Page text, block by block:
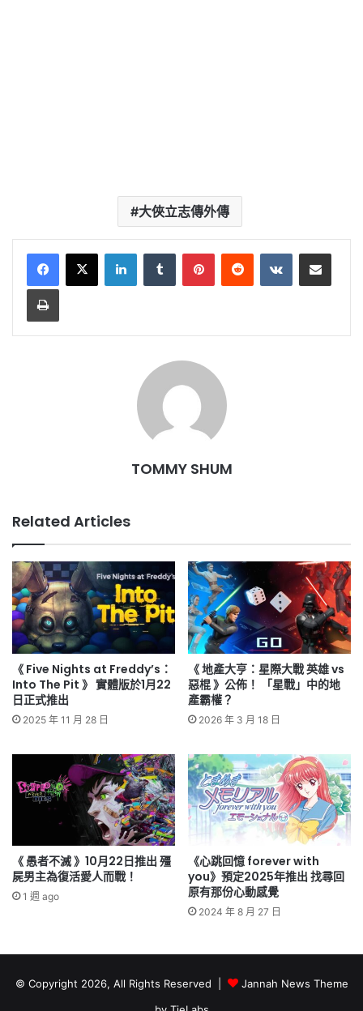
大俠立志傳外傳
LinkedInTumblr PinterestReddit VKontakteShare via Email
Print
TOMMY SHUM
Related Articles
《 Five Nights at Freddy’s：
Into The Pit 》 實體版於1月22
日正式推出
2025 年 11 月 28 日
《 地產大亨：星際大戰 英雄 vs
惡棍 》公佈！ 「星戰」中的地
產霸權？
2026 年 3 月 18 日
《 愚者不滅 》10月22日推出 殭
屍男主為復活愛人而戰！
1 週 ago
《心跳回憶 forever with
you》預定2025年推出 找尋回
原有那份心動感覺
2024 年 8 月 27 日
© Copyright 2026, All Rights Reserved |
Jannah News Theme